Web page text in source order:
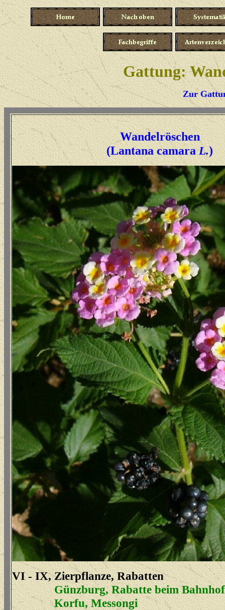
Gattung:
Zur
Wandelröschen
(Lantana camaraL.)
VI - IX, Zierpflanze, Rabatten
Günzburg, Rabatte beim Bahnhof
Korfu, Messongi